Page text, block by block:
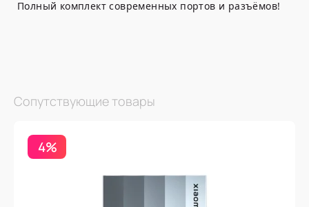
Полный комплект современных портов и разъёмов!
Сопутствующие товары
4%